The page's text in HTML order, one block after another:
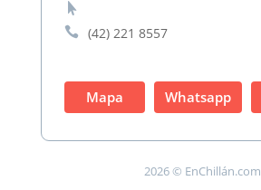


(42) 221 8557
Mapa Whatsapp
2026 © EnChillán.com